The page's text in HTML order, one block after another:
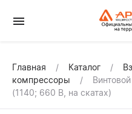
Главная Каталог
компрессоры
(1140; 660 В, на скатах)